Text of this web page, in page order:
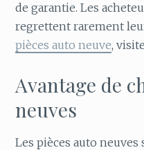
de garantie. Les
regrettent rarement
pièces auto neuve,
Avantage de
neuves
Les pièces auto